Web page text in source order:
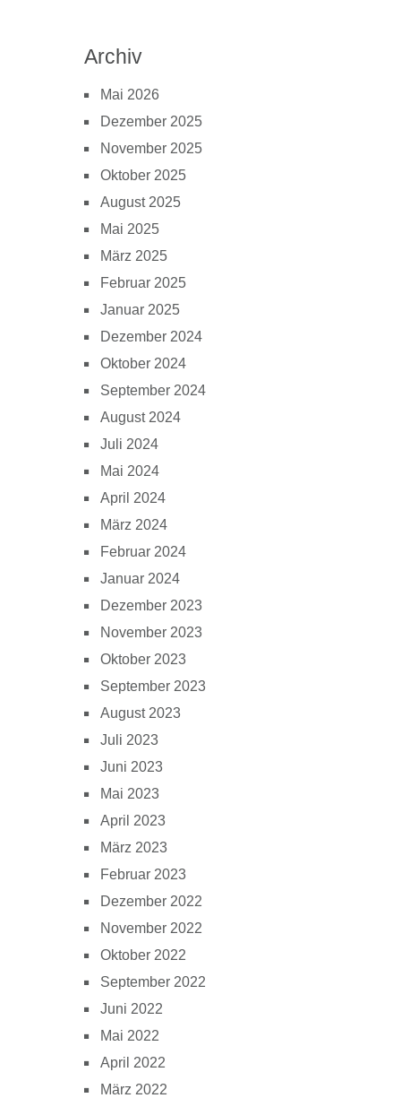
Archiv
Mai 2026
Dezember 2025
November 2025
Oktober 2025
August 2025
Mai 2025
März 2025
Februar 2025
Januar 2025
Dezember 2024
Oktober 2024
September 2024
August 2024
Juli 2024
Mai 2024
April 2024
März 2024
Februar 2024
Januar 2024
Dezember 2023
November 2023
Oktober 2023
September 2023
August 2023
Juli 2023
Juni 2023
Mai 2023
April 2023
März 2023
Februar 2023
Dezember 2022
November 2022
Oktober 2022
September 2022
Juni 2022
Mai 2022
April 2022
März 2022